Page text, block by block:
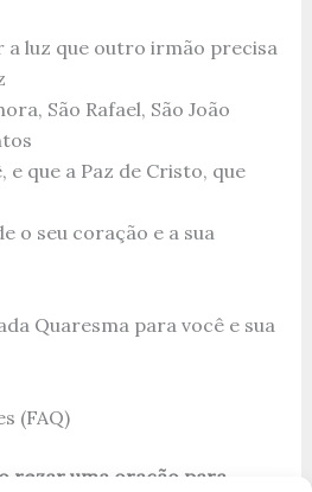
a luz que outro irmão precisa
São Rafael, São João
que a Paz de Cristo, que
o seu coração e a sua
Quaresma para você e sua
(FAQ)
rezar uma oração para